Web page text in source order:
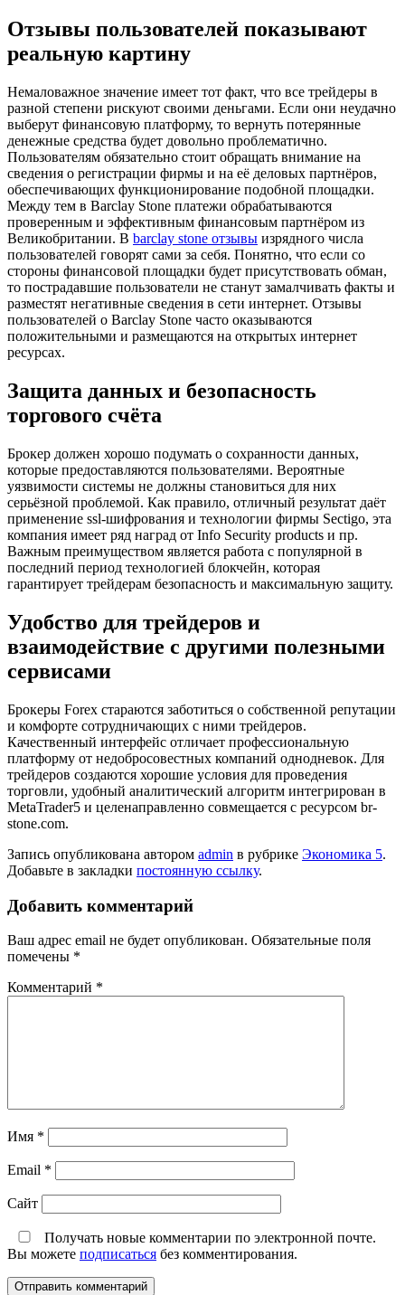
Отзывы пользователей показывают
реальную картину
Немаловажное значение имеет тот факт, что все трейдеры в
разной степени рискуют своими деньгами. Если они неудачно
выберут финансовую платформу, то вернуть потерянные
денежные средства будет довольно проблематично.
Пользователям обязательно стоит обращать внимание на
сведения о регистрации фирмы и на её деловых партнёров,
обеспечивающих функционирование подобной площадки.
Между тем в Barclay Stone платежи обрабатываются
проверенным и эффективным финансовым партнёром из
Великобритании. В barclay stone отзывы изрядного числа
пользователей говорят сами за себя. Понятно, что если со
стороны финансовой площадки будет присутствовать обман,
то пострадавшие пользователи не станут замалчивать факты и
разместят негативные сведения в сети интернет. Отзывы
пользователей о Barclay Stone часто оказываются
положительными и размещаются на открытых интернет
ресурсах.
Защита данных и безопасность
торгового счёта
Брокер должен хорошо подумать о сохранности данных,
которые предоставляются пользователями. Вероятные
уязвимости системы не должны становиться для них
серьёзной проблемой. Как правило, отличный результат даёт
применение ssl-шифрования и технологии фирмы Sectigo, эта
компания имеет ряд наград от Info Security products и пр.
Важным преимуществом является работа с популярной в
последний период технологией блокчейн, которая
гарантирует трейдерам безопасность и максимальную защиту.
Удобство для трейдеров и
взаимодействие с другими полезными
сервисами
Брокеры Forex стараются заботиться о собственной репутации
и комфорте сотрудничающих с ними трейдеров.
Качественный интерфейс отличает профессиональную
платформу от недобросовестных компаний однодневок. Для
трейдеров создаются хорошие условия для проведения
торговли, удобный аналитический алгоритм интегрирован в
MetaTrader5 и целенаправленно совмещается с ресурсом br-
stone.com.
Запись опубликована автором admin в рубрике Экономика 5.
Добавьте в закладки постоянную ссылку.
Добавить комментарий
Ваш адрес email не будет опубликован. Обязательные поля
помечены *
Комментарий *
Имя *
Email *
Сайт
Получать новые комментарии по электронной почте.
Вы можете подписаться без комментирования.